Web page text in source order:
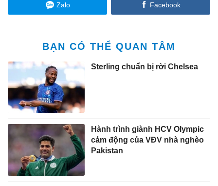
Zalo Facebook
BẠN CÓ THỂ QUAN TÂM
Sterling chuẩn bị rời Chelsea
Hành trình giành HCV Olympic
cảm động của VĐV nhà nghèo
Pakistan